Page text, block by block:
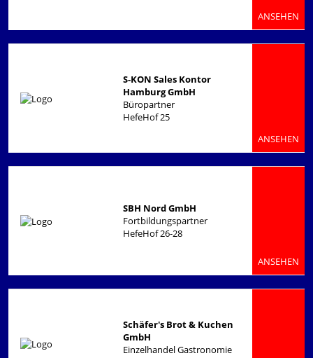
ANSEHEN
S-KON Sales Kontor
Hamburg GmbH
Büropartner
HefeHof 25
ANSEHEN
SBH Nord GmbH
Fortbildungspartner
HefeHof 26-28
ANSEHEN
Schäfer's Brot & Kuchen
GmbH
Einzelhandel Gastronomie